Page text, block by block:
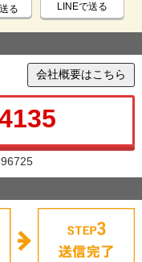
る LINEで送る
会社概要はこちら